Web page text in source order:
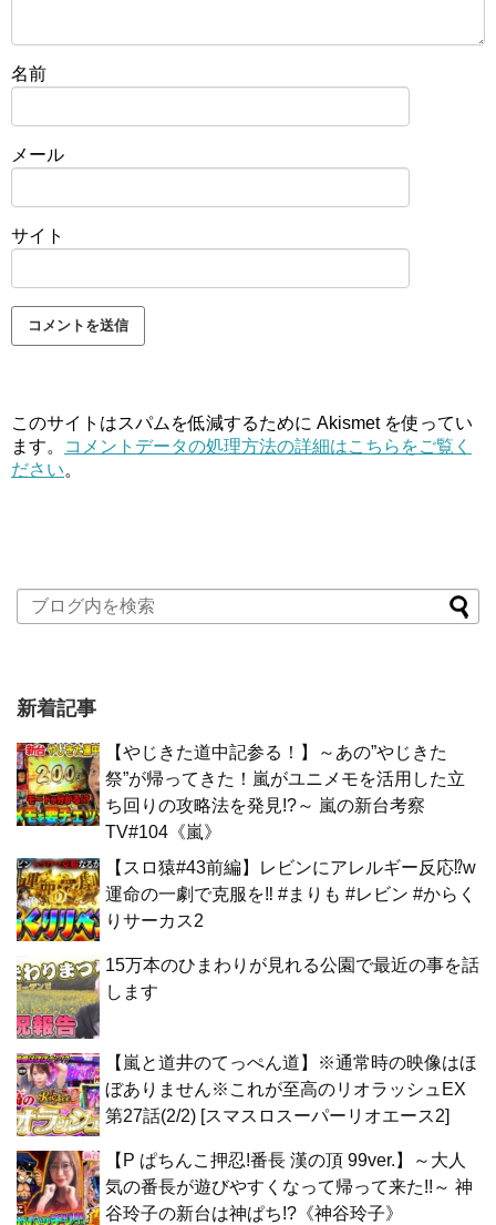
名前
メール
サイト
このサイトはスパムを低減するために Akismet を使ってい
ます。
コメントデータの処理方法の詳細はこちらをご覧く
ださい。
新着記事
【やじきた道中記参る！】～あの”やじきた
祭”が帰ってきた！嵐がユニメモを活用した立
ち回りの攻略法を発見!?～ 嵐の新台考察
TV#104《嵐》
【スロ猿#43前編】レビンにアレルギー反応⁉w
運命の一劇で克服を‼ #まりも #レビン #からく
りサーカス2
15万本のひまわりが見れる公園で最近の事を話
します
【嵐と道井のてっぺん道】※通常時の映像はほ
ぼありません※これが至高のリオラッシュEX
第27話(2/2) [スマスロスーパーリオエース2]
【P ぱちんこ押忍!番長 漢の頂 99ver.】～大人
気の番長が遊びやすくなって帰って来た!!～ 神
谷玲子の新台は神ぱち!?《神谷玲子》